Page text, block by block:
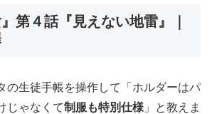
第４話『見えない地雷』｜
の生徒手帳を操作して「ホルダーはパ
じゃなくて制服も特別仕様 」と教えま